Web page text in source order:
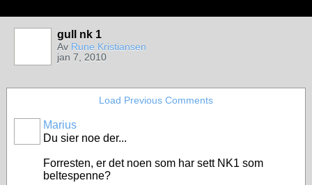
gull nk 1
Av Rune Kristiansen
jan 7, 2010
Load Previous Comments
Marius
Du sier noe der...
Forresten, er det noen som har sett NK1 som
beltespenne?